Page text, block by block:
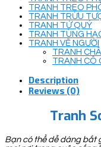
TRANH TREO
TRANH TRỪU
TRANH TỨ QUÝ
TRANH TÙNG
TRANH VẼ NGƯỜI
TRANH
TRANH CÔ
Description
Reviews (0)
Tranh
Bạn có thể dễ dàng bắt